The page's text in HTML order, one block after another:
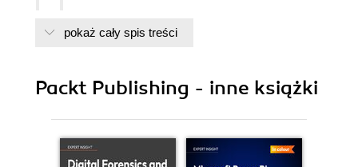
Support files, eBooks, discount offers,
Free Access for Packt account
What this book covers
pokaż cały spis treści
Packt Publishing - inne książki